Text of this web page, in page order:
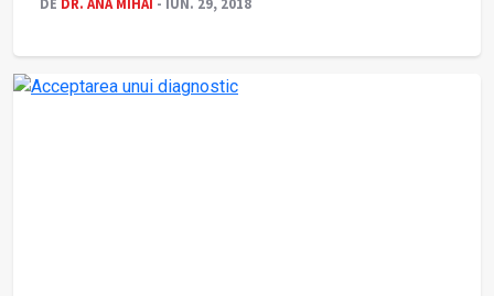
DE DR. ANA MIHAI - IUN. 29, 2018